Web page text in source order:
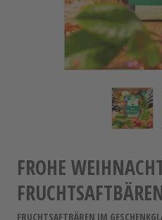
FROHE
FRUCHTSAFTBÄREN IM